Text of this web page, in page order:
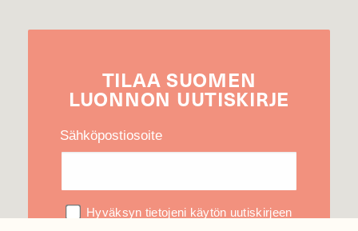
TILAA SUOMEN
LUONNON UUTIS­KIRJE
Sähköpostiosoite
Hyväksyn tietojeni käytön uutiskirjeen